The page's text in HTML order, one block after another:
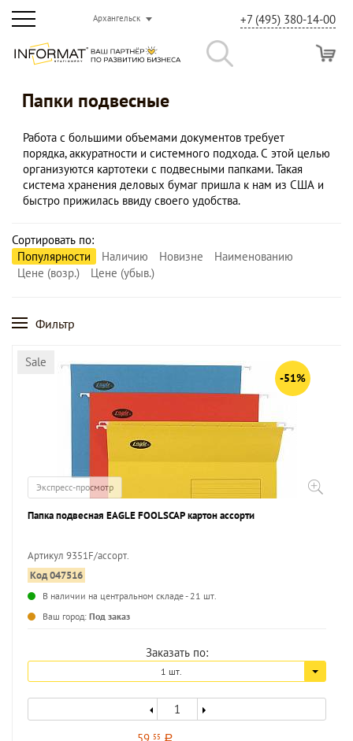
Архангельск +7 (495) 380-14-00
Папки подвесные
Работа с большими объемами документов требует
порядка, аккуратности и системного подхода. С этой целью
организуются картотеки с подвесными папками. Такая
система хранения деловых бумаг пришла к нам из США и
быстро прижилась ввиду своего удобства.
Сортировать по:
Популярности
Наличию Новизне
Наименованию
Цене (возр.)
Цене (убыв.)
Фильтр
Sale
-51%
Экспресс-просмотр
Папка подвесная EAGLE FOOLSCAP картон ассорти
Артикул 9351F/ассорт.
Код 047516
В наличии на центральном складе - 21 шт.
Ваш город: Под заказ
Заказать по:
1 шт.
55 a